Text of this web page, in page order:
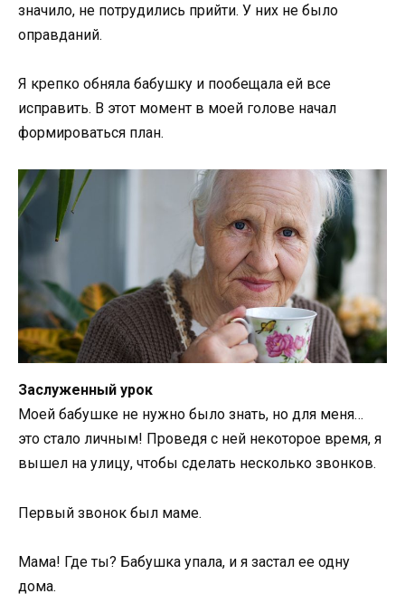
значило, не потрудились прийти. У них не было
оправданий.
Я крепко обняла бабушку и пообещала ей все
исправить. В этот момент в моей голове начал
формироваться план.
Заслуженный урок
Моей бабушке не нужно было знать, но для меня…
это стало личным! Проведя с ней некоторое время, я
вышел на улицу, чтобы сделать несколько звонков.
Первый звонок был маме.
Мама! Где ты? Бабушка упала, и я застал ее одну
дома.